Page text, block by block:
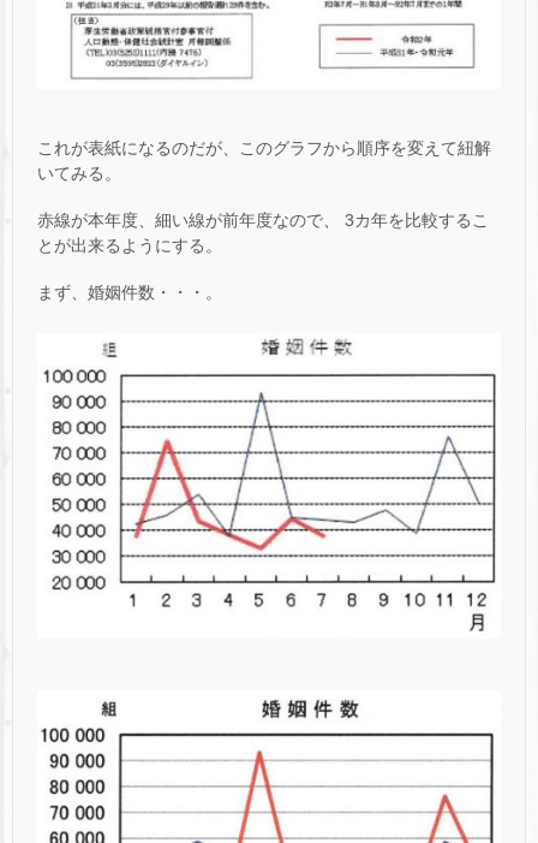
これが表紙になるのだが、このグラフから順序を変えて紐解
いてみる。
赤線が本年度、細い線が前年度なので、 3カ年を比較するこ
とが出来るようにする。
まず、婚姻件数・・・。